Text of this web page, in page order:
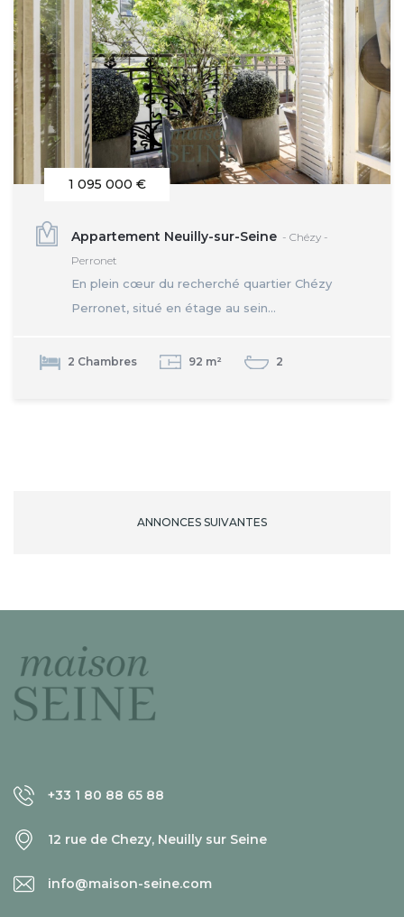
1 095 000 €
Appartement Neuilly-sur-Seine - Chézy -
Perronet
En plein cœur du recherché quartier Chézy
Perronet, situé en étage au sein...
2 Chambres 92 m² 2
ANNONCES SUIVANTES
+33 1 80 88 65 88
12 rue de Chezy, Neuilly sur Seine
info@maison-seine.com